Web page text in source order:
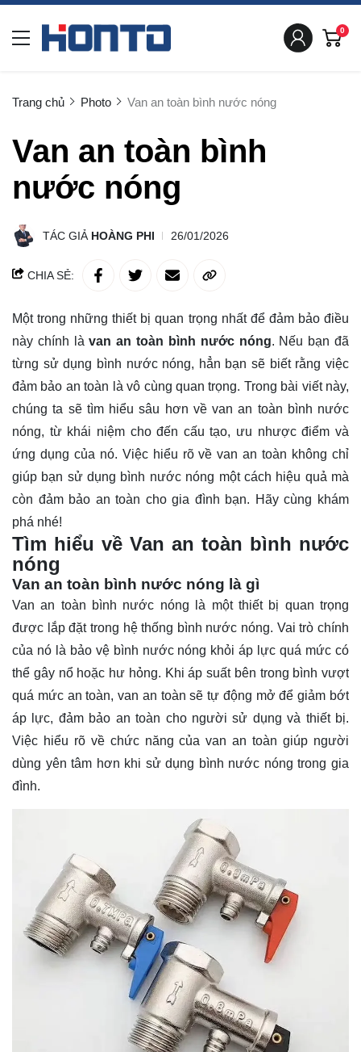
0
Trang chủ Photo Van an toàn bình nước nóng
Van an toàn bình
nước nóng
TÁC GIẢ HOÀNG PHI 26/01/2026
CHIA SẺ:
Một trong những thiết bị quan trọng nhất để đảm bảo điều
này chính làvan an toàn bình nước nóng. Nếu bạn đã
từng sử dụng bình nước nóng, hẳn bạn sẽ biết rằng việc
đảm bảo an toàn là vô cùng quan trọng. Trong bài viết này,
chúng ta sẽ tìm hiểu sâu hơn về van an toàn bình nước
nóng, từ khái niệm cho đến cấu tạo, ưu nhược điểm và
ứng dụng của nó. Việc hiểu rõ về van an toàn không chỉ
giúp bạn sử dụng bình nước nóng một cách hiệu quả mà
còn đảm bảo an toàn cho gia đình bạn. Hãy cùng khám
phá nhé!
Tìm hiểu về Van an toàn bình nước
nóng
Van an toàn bình nước nóng là gì
Van an toàn bình nước nóng là một thiết bị quan trọng
được lắp đặt trong hệ thống bình nước nóng. Vai trò chính
của nó là bảo vệ bình nước nóng khỏi áp lực quá mức có
thể gây nổ hoặc hư hỏng. Khi áp suất bên trong bình vượt
quá mức an toàn, van an toàn sẽ tự động mở để giảm bớt
áp lực, đảm bảo an toàn cho người sử dụng và thiết bị.
Việc hiểu rõ về chức năng của van an toàn giúp người
dùng yên tâm hơn khi sử dụng bình nước nóng trong gia
đình.